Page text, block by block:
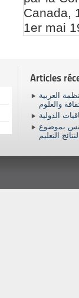
Canada,
1er mai
Articles
العربية
والعلوم
الدولية
بموضوع
التعليم